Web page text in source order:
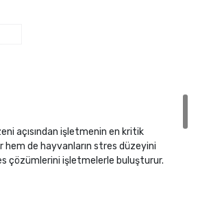
açısından işletmenin en kritik
hem de hayvanların stres düzeyini
çözümlerini işletmelerle buluşturur.